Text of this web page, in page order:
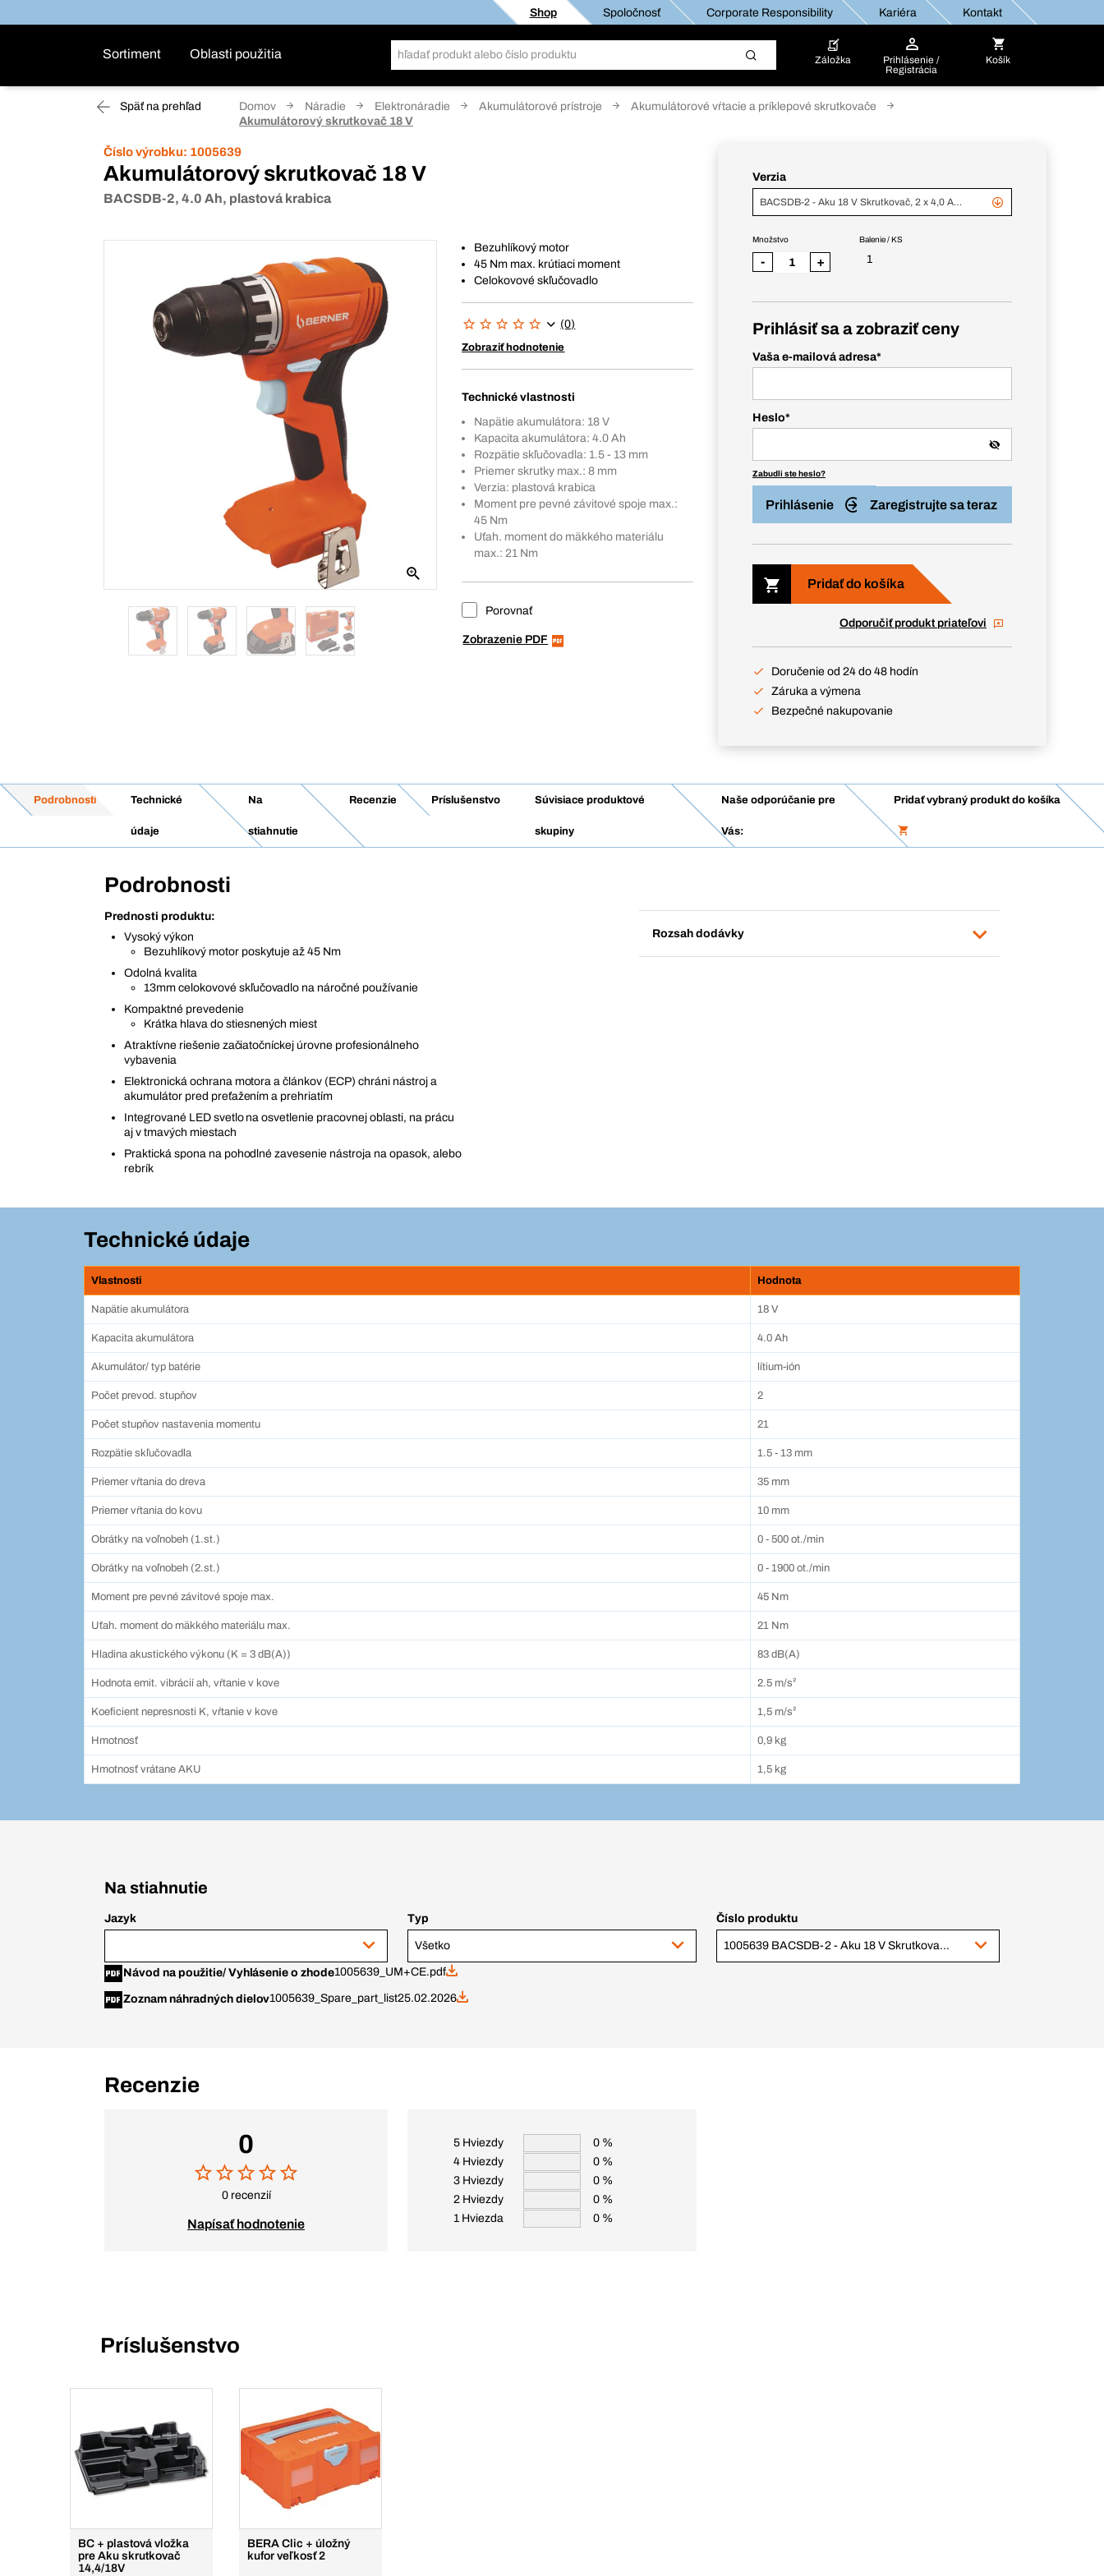
Shop Spoločnosť Corporate Responsibility Kariéra Kontakt
Sortiment Oblasti použitia Záložka
Prihlásenie /
Registrácia
Košík
Späť na prehľad Domov Náradie Elektronáradie Akumulátorové prístroje
Akumulátorové vŕtacie a príklepové skrutkovače
Akumulátorový skrutkovač 18 V
Číslo výrobku: 1005639
Akumulátorový skrutkovač 18 V
BACSDB-2, 4.0 Ah, plastová krabica
Bezuhlíkový motor
45 Nm max. krútiaci moment
Celokovové skľučovadlo
(0)
Zobraziť hodnotenie
Technické vlastnosti
Napätie akumulátora: 18 V
Kapacita akumulátora: 4.0 Ah
Rozpätie skľučovadla: 1.5 - 13 mm
Priemer skrutky max.: 8 mm
Verzia: plastová krabica
Moment pre pevné závitové spoje max.:
45 Nm
Uťah. moment do mäkkého materiálu
max.: 21 Nm
Porovnať
Zobrazenie PDF
Verzia
BACSDB-2 - Aku 18 V Skrutkovač, 2 x 4,0 Ah BBPB, nab. BACB, v kufríku
Balenie / KS
1
Množstvo
- +
Prihlásiť sa a zobraziť ceny
Vaša e-mailová adresa*
Heslo*
Zabudli ste heslo?
Prihlásenie Zaregistrujte sa teraz
Pridať do košíka
Odporučiť produkt priateľovi
Doručenie od 24 do 48 hodín
Záruka a výmena
Bezpečné nakupovanie
Podrobnosti Technické
údaje
Na
stiahnutie
Recenzie Príslušenstvo Súvisiace produktové
skupiny
Naše odporúčanie pre
Vás:
Pridať vybraný produkt do košíka
Podrobnosti
Prednosti produktu:
Vysoký výkon
Bezuhlíkový motor poskytuje až 45 Nm
Odolná kvalita
13mm celokovové skľučovadlo na náročné používanie
Kompaktné prevedenie
Krátka hlava do stiesnených miest
Atraktívne riešenie začiatočníckej úrovne profesionálneho
vybavenia
Elektronická ochrana motora a článkov (ECP) chráni nástroj a
akumulátor pred preťažením a prehriatím
Integrované LED svetlo na osvetlenie pracovnej oblasti, na prácu
aj v tmavých miestach
Praktická spona na pohodlné zavesenie nástroja na opasok, alebo
rebrík
Rozsah dodávky
Technické údaje
Vlastnosti Hodnota
Napätie akumulátora 18 V
Kapacita akumulátora 4.0 Ah
Akumulátor/ typ batérie lítium-ión
Počet prevod. stupňov 2
Počet stupňov nastavenia momentu 21
Rozpätie skľučovadla 1.5 - 13 mm
Priemer vŕtania do dreva 35 mm
Priemer vŕtania do kovu 10 mm
Obrátky na voľnobeh (1.st.) 0 - 500 ot./min
Obrátky na voľnobeh (2.st.) 0 - 1900 ot./min
Moment pre pevné závitové spoje max. 45 Nm
Uťah. moment do mäkkého materiálu max. 21 Nm
Hladina akustického výkonu (K = 3 dB(A)) 83 dB(A)
Hodnota emit. vibrácií ah, vŕtanie v kove 2.5 m/s²
Koeficient nepresnosti K, vŕtanie v kove 1,5 m/s²
Hmotnosť 0,9 kg
Hmotnosť vrátane AKU 1,5 kg
Na stiahnutie
Jazyk Typ
Všetko
Číslo produktu
1005639 BACSDB-2 - Aku 18 V Skrutkovač, 2 x 4,0 Ah BBPB, nab. BACB, v kufríku
Návod na použitie/ Vyhlásenie o zhode1005639_UM+CE.pdf
Zoznam náhradných dielov1005639_Spare_part_list25.02.2026
Recenzie
0
0 recenzií
Napísať hodnotenie
5 Hviezdy
0 %
4 Hviezdy
0 %
3 Hviezdy
0 %
2 Hviezdy
0 %
1 Hviezda
0 %
Príslušenstvo
BC + plastová vložka
pre Aku skrutkovač
14,4/18V
BERA Clic + úložný
kufor veľkosť 2